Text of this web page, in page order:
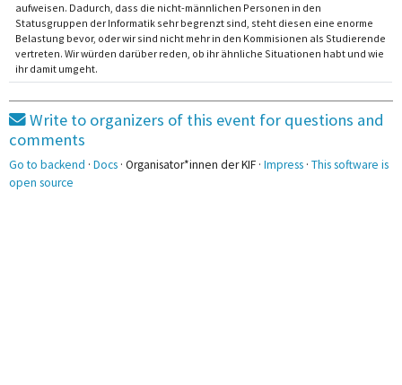
aufweisen. Dadurch, dass die nicht-männlichen Personen in den
Statusgruppen der Informatik sehr begrenzt sind, steht diesen eine enorme
Belastung bevor, oder wir sind nicht mehr in den Kommisionen als Studierende
vertreten. Wir würden darüber reden, ob ihr ähnliche Situationen habt und wie
ihr damit umgeht.
Write to organizers of this event for questions and
comments
Go to backend ·Docs · Organisator*innen der KIF ·Impress ·This software is
open source